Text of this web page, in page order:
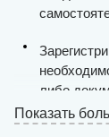
либо
Таксисты
Показать